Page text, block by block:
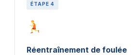
ÉTAPE 4
Réentraînement de foulée